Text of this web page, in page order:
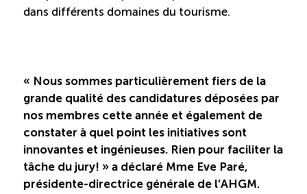
dans différents domaines du tourisme.
« Nous sommes particulièrement fiers de la
grande qualité des candidatures déposées par
nos membres cette année et également de
constater à quel point les initiatives sont
innovantes et ingénieuses. Rien pour faciliter la
tâche du jury! » a déclaré Mme Eve Paré,
présidente-directrice générale de l’AHGM.